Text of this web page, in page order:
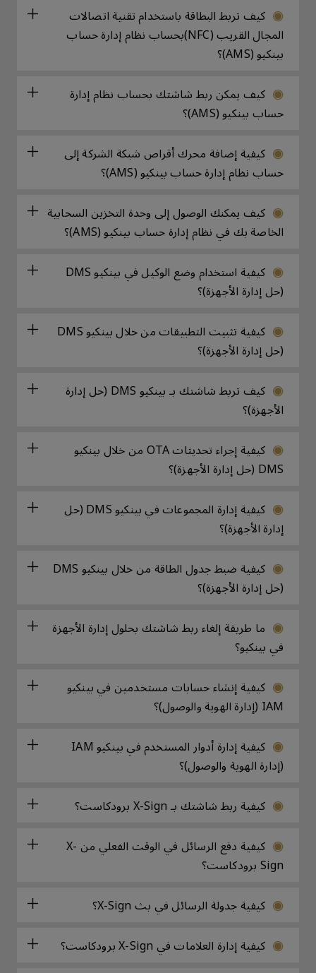
كيف تربط البطاقة باستخدام تقنية اتصالات
المجال القريب (NFC)بحساب نظام إدارة حساب
بينكيو (AMS)؟
كيف يمكن ربط شاشتك بحساب نظام إدارة
حساب بينكيو (AMS)؟
كيفية إضافة محرك أقراص شبكة الشركة إلى
حساب نظام إدارة حساب بينكيو (AMS)؟
كيف يمكنك الوصول إلى وحدة التخزين السحابية
الخاصة بك في نظام إدارة حساب بينكيو (AMS)؟
كيفية استخدام وضع الوكيل في بينكيو DMS
(حل إدارة الأجهزة)؟
كيفية تثبيت التطبيقات من خلال بينكيو DMS
(حل إدارة الأجهزة)؟
كيف تربط شاشتك بـ بينكيو DMS (حل إدارة
الأجهزة)؟
كيفية إجراء تحديثات OTA من خلال بينكيو
DMS (حل إدارة الأجهزة)؟
كيفية إدارة المجموعات في بينكيو DMS (حل
إدارة الأجهزة)؟
كيفية ضبط جدول الطاقة من خلال بينكيو DMS
(حل إدارة الأجهزة)؟
ما طريقة إلغاء ربط شاشتك بحلول إدارة الأجهزة
في بينكيو؟
كيفية إنشاء حسابات مستخدمين في بينكيو
IAM (إدارة الهوية والوصول)؟
كيفية إدارة أدوار المستخدم في بينكيو IAM
(إدارة الهوية والوصول)؟
كيفية ربط شاشتك بـ X-Sign برودكاست؟
كيفية دفع الرسائل في الوقت الفعلي من X-
Sign برودكاست؟
كيفية جدولة الرسائل في بث X-Sign؟
كيفية إدارة العلامات في X-Sign برودكاست؟